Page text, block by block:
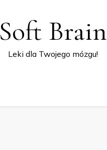
Soft Brain
Leki dla Twojego mózgu!